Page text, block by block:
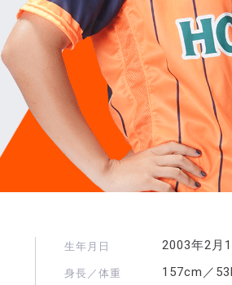
生年月日 2003年2月
身長／体重 157cm／